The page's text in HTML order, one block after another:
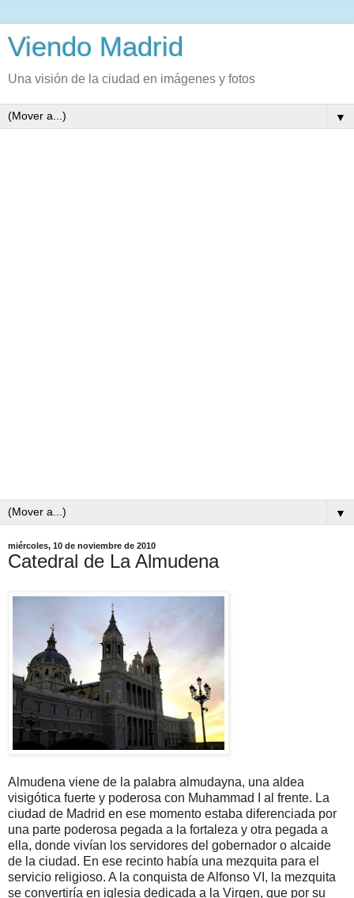
Viendo Madrid
Una visión de la ciudad en imágenes y fotos
▼
▼
miércoles, 10 de noviembre de 2010
Catedral de La Almudena
Almudena viene de la palabra almudayna, una aldea
visigótica fuerte y poderosa con Muhammad I al frente. La
ciudad de Madrid en ese momento estaba diferenciada por
una parte poderosa pegada a la fortaleza y otra pegada a
ella, donde vivían los servidores del gobernador o alcaide
de la ciudad. En ese recinto había una mezquita para el
servicio religioso. A la conquista de Alfonso VI, la mezquita
se convertiría en iglesia dedicada a la Virgen, que por su